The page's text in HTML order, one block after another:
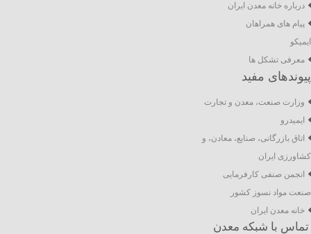
درباره خانه معدن ایران
پیام های همراهان
ایمیکو
معرفی تشکل ها
پیوندهای مفید
وزارت صنعت، معدن و تجارت
ایمیدرو
اتاق بازرگانی، صنایع، معادن، و
کشاورزی ایران
انجمن صنفی کارفرمایی
صنعت مواد نسوز کشور
خانه معدن ایران
تماس با شبکه معدن